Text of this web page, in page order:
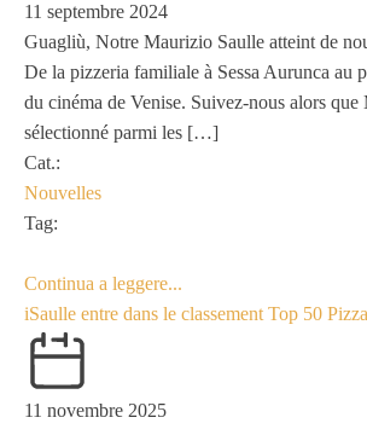
11 septembre 2024
Guagliù, Notre Maurizio Saulle atteint de
De la pizzeria familiale à Sessa Aurunca au
du cinéma de Venise. Suivez-nous alors que
sélectionné parmi les […]
Cat.:
Nouvelles
Tag:
Continua a leggere...
iSaulle entre dans le classement Top 50
11 novembre 2025